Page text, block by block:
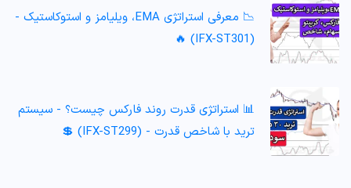
📉 معرفی استراتژی EMA، ویلیامز و استوکاستیک -
(IFX-ST301) 🔥
📊 استراتژی قدرت روند فارکس چیست؟ - سیستم
ترید با شاخص قدرت - (IFX-ST299) 💲